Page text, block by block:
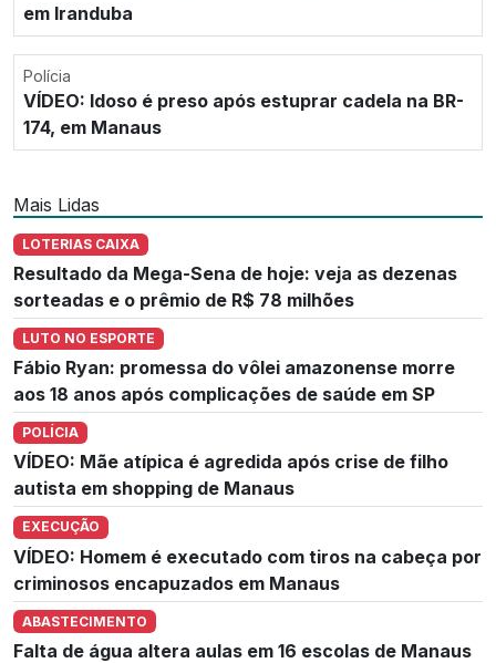
em Iranduba
Polícia
VÍDEO: Idoso é preso após estuprar cadela na BR-
174, em Manaus
Mais Lidas
LOTERIAS CAIXA
Resultado da Mega-Sena de hoje: veja as dezenas
sorteadas e o prêmio de R$ 78 milhões
LUTO NO ESPORTE
Fábio Ryan: promessa do vôlei amazonense morre
aos 18 anos após complicações de saúde em SP
POLÍCIA
VÍDEO: Mãe atípica é agredida após crise de filho
autista em shopping de Manaus
EXECUÇÃO
VÍDEO: Homem é executado com tiros na cabeça por
criminosos encapuzados em Manaus
ABASTECIMENTO
Falta de água altera aulas em 16 escolas de Manaus